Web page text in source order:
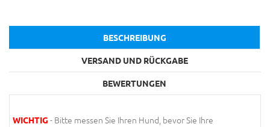
BESCHREIBUNG
VERSAND UND RÜCKGABE
BEWERTUNGEN
WICHTIG - Bitte messen Sie Ihren Hund, bevor Sie Ihre